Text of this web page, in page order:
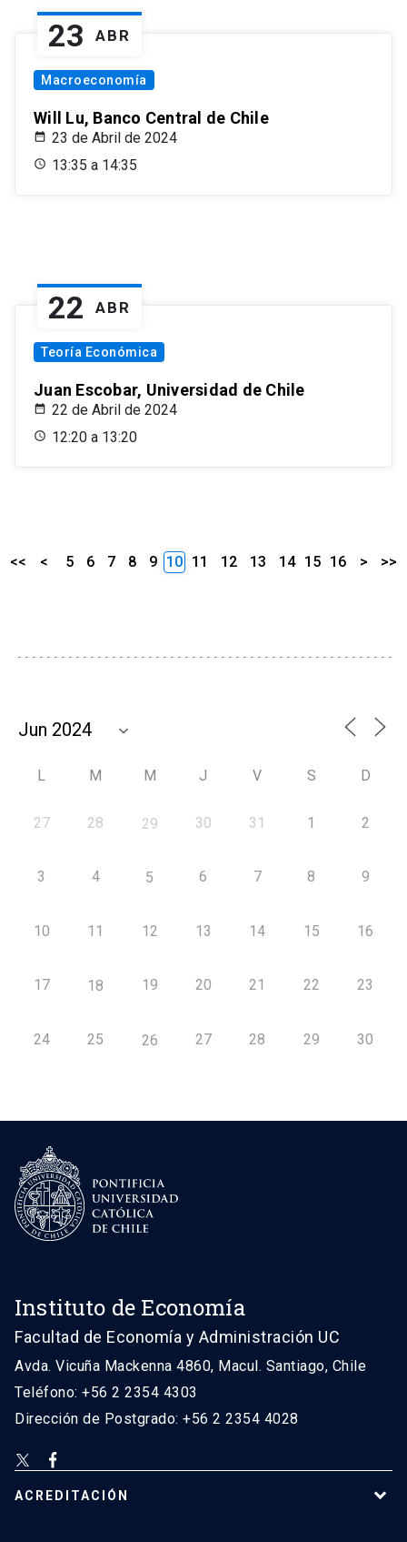
23 ABR
Macroeconomía
Will Lu, Banco Central de Chile
23 de Abril de 2024
13:35 a 14:35
22 ABR
Teoría Económica
Juan Escobar, Universidad de Chile
22 de Abril de 2024
12:20 a 13:20
<< < 5 6 7 8 9 10 11 12 13 14 15 16 > >>
L M M J V S D
27 28 29 30 31 1 2
3 4 5 6 7 8 9
10 11 12 13 14 15 16
17 18 19 20 21 22 23
24 25 26 27 28 29 30
Instituto de Economía
Facultad de Economía y Administración UC
Avda. Vicuña Mackenna 4860, Macul. Santiago, Chile
Teléfono: +56 2 2354 4303
Dirección de Postgrado: +56 2 2354 4028
ACREDITACIÓN